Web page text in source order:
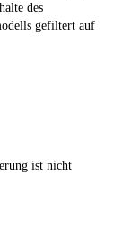
des
gefiltert auf
ist nicht